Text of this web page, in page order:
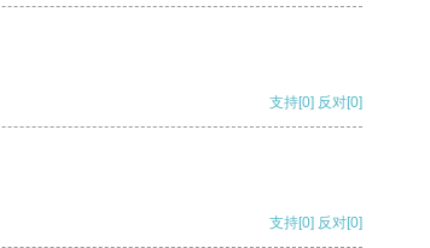
支持[0] 反对[0]
支持[0] 反对[0]